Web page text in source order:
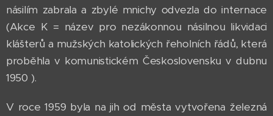
násilím zabrala a zbylé mnichy odvezla do internace
(Akce K = název pro nezákonnou násilnou likvidaci
klášterů a mužských katolických řeholních řádů, která
proběhla v komunistickém Československu v dubnu
1950 ).
V roce 1959 byla na jih od města vytvořena železná